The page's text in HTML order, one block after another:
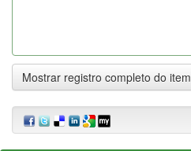
Mostrar registro completo do item